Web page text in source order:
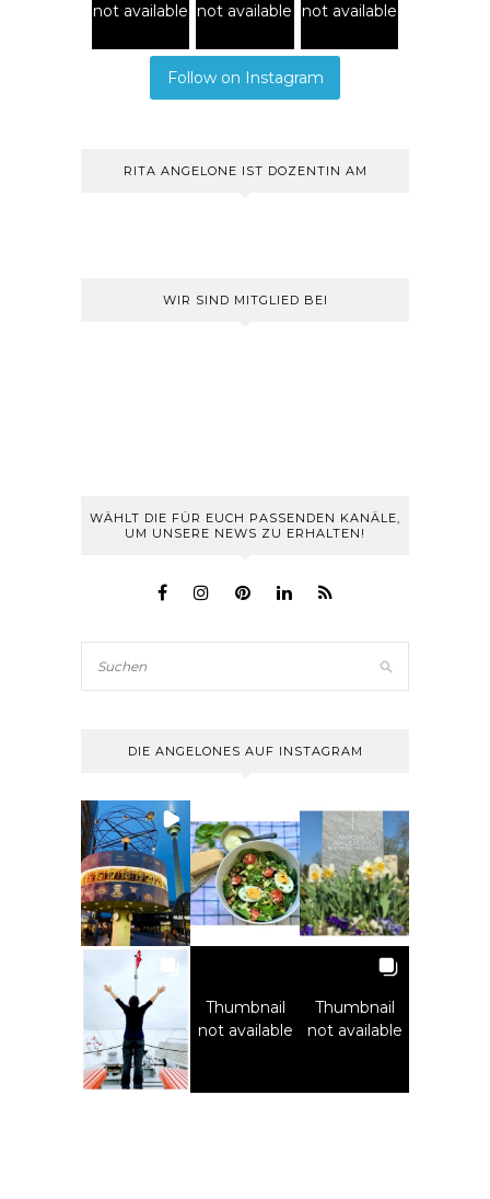
not available not available not available
Follow on Instagram
RITA ANGELONE IST DOZENTIN AM
WIR SIND MITGLIED BEI
WÄHLT DIE FÜR EUCH PASSENDEN KANÄLE,
UM UNSERE NEWS ZU ERHALTEN!
DIE ANGELONES AUF INSTAGRAM
Thumbnail
not available
Thumbnail
not available